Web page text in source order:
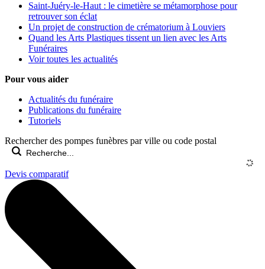
Saint-Juéry-le-Haut : le cimetière se métamorphose pour
retrouver son éclat
Un projet de construction de crématorium à Louviers
Quand les Arts Plastiques tissent un lien avec les Arts
Funéraires
Voir toutes les actualités
Pour vous aider
Actualités du funéraire
Publications du funéraire
Tutoriels
Rechercher des pompes funèbres par ville ou code postal
Devis comparatif